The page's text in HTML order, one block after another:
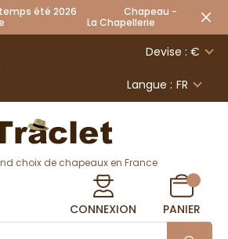
été 2026 Chapeau -
La Chapellerie
Devise : €
Langue : FR
choix de chapeaux en France
CONNEXION PANIER